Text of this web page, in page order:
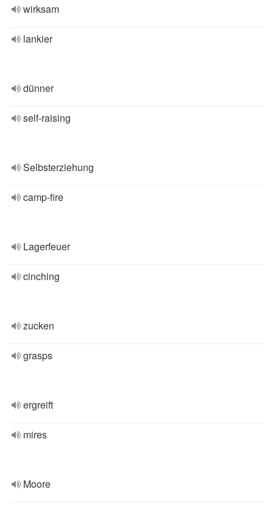
wirksam
lankier
dünner
self-raising
Selbsterziehung
camp-fire
Lagerfeuer
cinching
zucken
grasps
ergreift
mires
Moore